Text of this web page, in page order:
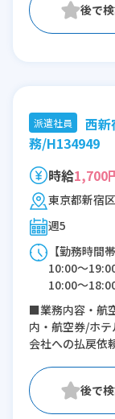
派遣社員
西新
務/H134949
時給1,700
東京都新宿区
週5
【勤務時間
10:00〜
10:00〜
※残業：5〜
■業務内容・航
内・航空券/ホ
会社への払戻依